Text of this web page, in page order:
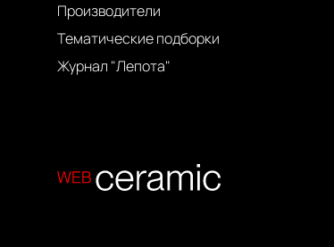
Производители
Тематические подборки
Журнал "Лепота"